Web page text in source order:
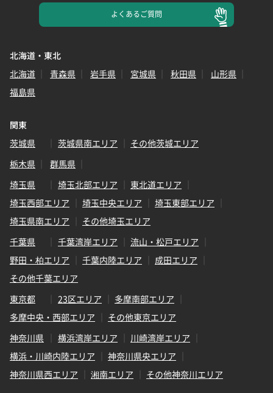
よくあるご質問
北海道・東北
北海道
青森県 岩手県 宮城県 秋田県
山形県
福島県
関東
茨城県
茨城県南エリア
その他茨城エリア
栃木県
群馬県
埼玉県
埼玉北部エリア
東北道エリア
埼玉西部エリア
埼玉中央エリア
埼玉東部エリア
埼玉県南エリア
その他埼玉エリア
千葉県
千葉湾岸エリア
流山・松戸エリア
野田・柏エリア
千葉内陸エリア
成田エリア
その他千葉エリア
東京都
23区エリア
多摩南部エリア
多摩中央・西部エリア
その他東京エリア
神奈川県
横浜湾岸エリア
川崎湾岸エリア
横浜・川崎内陸エリア
神奈川県央エリア
神奈川県西エリア
湘南エリア その他神奈川エリア